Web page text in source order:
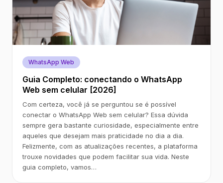
WhatsApp Web
Guia Completo: conectando o WhatsApp
Web sem celular [2026]
Com certeza, você já se perguntou se é possível
conectar o WhatsApp Web sem celular? Essa dúvida
sempre gera bastante curiosidade, especialmente entre
aqueles que desejam mais praticidade no dia a dia.
Felizmente, com as atualizações recentes, a plataforma
trouxe novidades que podem facilitar sua vida. Neste
guia completo, vamos…